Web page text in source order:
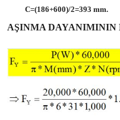
C=(186+600)/2=393 mm.
AŞINMA DAYANIMININ